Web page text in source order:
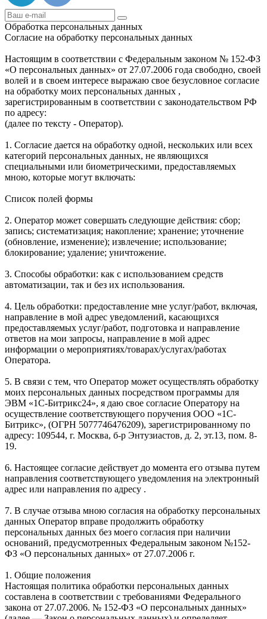
Обработка персональных данных
Согласие на обработку персональных данных
Настоящим в соответствии с Федеральным законом № 152-ФЗ
«О персональных данных» от 27.07.2006 года свободно, своей
волей и в своем интересе выражаю свое безусловное согласие
на обработку моих персональных данных ,
зарегистрированным в соответствии с законодательством РФ
по адресу:
(далее по тексту - Оператор).
1. Согласие дается на обработку одной, нескольких или всех
категорий персональных данных, не являющихся
специальными или биометрическими, предоставляемых
мною, которые могут включать:
Список полей формы
2. Оператор может совершать следующие действия: сбор;
запись; систематизация; накопление; хранение; уточнение
(обновление, изменение); извлечение; использование;
блокирование; удаление; уничтожение.
3. Способы обработки: как с использованием средств
автоматизации, так и без их использования.
4. Цель обработки: предоставление мне услуг/работ, включая,
направление в мой адрес уведомлений, касающихся
предоставляемых услуг/работ, подготовка и направление
ответов на мои запросы, направление в мой адрес
информации о мероприятиях/товарах/услугах/работах
Оператора.
5. В связи с тем, что Оператор может осуществлять обработку
моих персональных данных посредством программы для
ЭВМ «1С-Битрикс24», я даю свое согласие Оператору на
осуществление соответствующего поручения ООО «1С-
Битрикс», (ОГРН 5077746476209), зарегистрированному по
адресу: 109544, г. Москва, б-р Энтузиастов, д. 2, эт.13, пом. 8-
19.
6. Настоящее согласие действует до момента его отзыва путем
направления соответствующего уведомления на электронный
адрес или направления по адресу .
7. В случае отзыва мною согласия на обработку персональных
данных Оператор вправе продолжить обработку
персональных данных без моего согласия при наличии
оснований, предусмотренных Федеральным законом №152-
ФЗ «О персональных данных» от 27.07.2006 г.
1. Общие положения
Настоящая политика обработки персональных данных
составлена в соответствии с требованиями Федерального
закона от 27.07.2006. № 152-ФЗ «О персональных данных»